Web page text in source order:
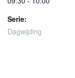
Serie:
Dagwijding